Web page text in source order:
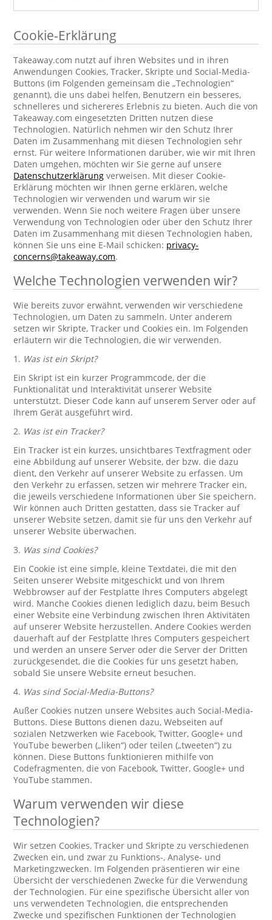
Cookie-Erklärung
Takeaway.com nutzt auf ihren Websites und in ihren
Anwendungen Cookies, Tracker, Skripte und Social-Media-
Buttons (im Folgenden gemeinsam die „Technologien“
genannt), die uns dabei helfen, Benutzern ein besseres,
schnelleres und sichereres Erlebnis zu bieten. Auch die von
Takeaway.com eingesetzten Dritten nutzen diese
Technologien. Natürlich nehmen wir den Schutz Ihrer
Daten im Zusammenhang mit diesen Technologien sehr
ernst. Für weitere Informationen darüber, wie wir mit Ihren
Daten umgehen, möchten wir Sie gerne auf unsere
Datenschutzerklärung verweisen. Mit dieser Cookie-
Erklärung möchten wir Ihnen gerne erklären, welche
Technologien wir verwenden und warum wir sie
verwenden. Wenn Sie noch weitere Fragen über unsere
Verwendung von Technologien oder über den Schutz Ihrer
Daten im Zusammenhang mit diesen Technologien haben,
können Sie uns eine E-Mail schicken: privacy-
concerns@takeaway.com.
Welche Technologien verwenden wir?
Wie bereits zuvor erwähnt, verwenden wir verschiedene
Technologien, um Daten zu sammeln. Unter anderem
setzen wir Skripte, Tracker und Cookies ein. Im Folgenden
erläutern wir die Technologien, die wir verwenden.
1. Was ist ein Skript?
Ein Skript ist ein kurzer Programmcode, der die
Funktionalität und Interaktivität unserer Website
unterstützt. Dieser Code kann auf unserem Server oder auf
Ihrem Gerät ausgeführt wird.
2. Was ist ein Tracker?
Ein Tracker ist ein kurzes, unsichtbares Textfragment oder
eine Abbildung auf unserer Website, der bzw. die dazu
dient, den Verkehr auf unserer Website zu erfassen. Um
den Verkehr zu erfassen, setzen wir mehrere Tracker ein,
die jeweils verschiedene Informationen über Sie speichern.
Wir können auch Dritten gestatten, dass sie Tracker auf
unserer Website setzen, damit sie für uns den Verkehr auf
unserer Website überwachen.
3. Was sind Cookies?
Ein Cookie ist eine simple, kleine Textdatei, die mit den
Seiten unserer Website mitgeschickt und von Ihrem
Webbrowser auf der Festplatte Ihres Computers abgelegt
wird. Manche Cookies dienen lediglich dazu, beim Besuch
einer Website eine Verbindung zwischen Ihren Aktivitäten
auf unserer Website herzustellen. Andere Cookies werden
dauerhaft auf der Festplatte Ihres Computers gespeichert
und werden an unsere Server oder die Server der Dritten
zurückgesendet, die die Cookies für uns gesetzt haben,
sobald Sie unsere Website erneut besuchen.
4. Was sind Social-Media-Buttons?
Außer Cookies nutzen unsere Websites auch Social-Media-
Buttons. Diese Buttons dienen dazu, Webseiten auf
sozialen Netzwerken wie Facebook, Twitter, Google+ und
YouTube bewerben („liken“) oder teilen („tweeten“) zu
können. Diese Buttons funktionieren mithilfe von
Codefragmenten, die von Facebook, Twitter, Google+ und
YouTube stammen.
Warum verwenden wir diese
Technologien?
Wir setzen Cookies, Tracker und Skripte zu verschiedenen
Zwecken ein, und zwar zu Funktions-, Analyse- und
Marketingzwecken. Im Folgenden präsentieren wir eine
Übersicht der verschiedenen Zwecke für die Verwendung
der Technologien. Für eine spezifische Übersicht aller von
uns verwendeten Technologien, die entsprechenden
Zwecke und spezifischen Funktionen der Technologien